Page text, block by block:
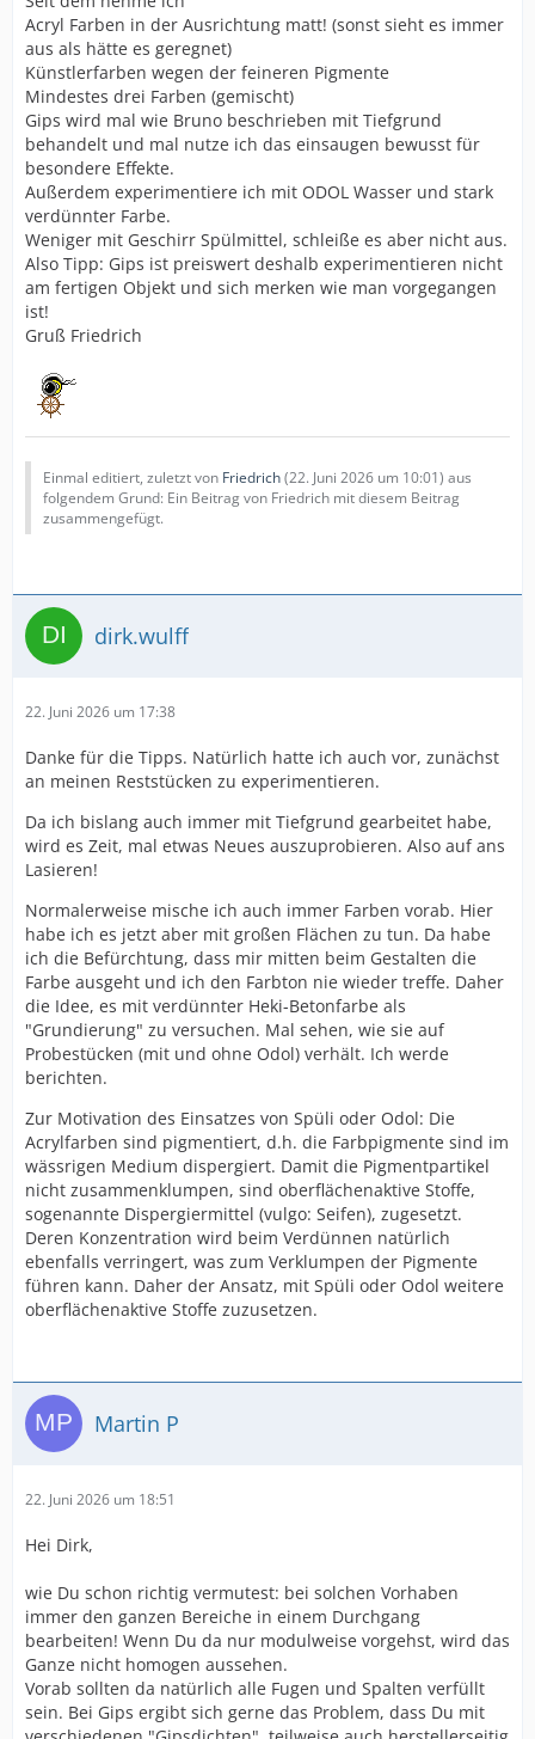
Acryl Farben in der Ausrichtung matt! (sonst sieht es immer
aus als hätte es geregnet)
Künstlerfarben wegen der feineren Pigmente
Mindestes drei Farben (gemischt)
Gips wird mal wie Bruno beschrieben mit Tiefgrund
behandelt und mal nutze ich das einsaugen bewusst für
besondere Effekte.
Außerdem experimentiere ich mit ODOL Wasser und stark
verdünnter Farbe.
Weniger mit Geschirr Spülmittel, schleiße es aber nicht aus.
Also Tipp: Gips ist preiswert deshalb experimentieren nicht
am fertigen Objekt und sich merken wie man vorgegangen
ist!
Gruß Friedrich
Einmal editiert, zuletzt von Friedrich(22. Juni 2026 um 10:01) aus
folgendem Grund: Ein Beitrag von Friedrich mit diesem Beitrag
zusammengefügt.
dirk.wulff
22. Juni 2026 um 17:38
Danke für die Tipps. Natürlich hatte ich auch vor, zunächst
an meinen Reststücken zu experimentieren.
Da ich bislang auch immer mit Tiefgrund gearbeitet habe,
wird es Zeit, mal etwas Neues auszuprobieren. Also auf ans
Lasieren!
Normalerweise mische ich auch immer Farben vorab. Hier
habe ich es jetzt aber mit großen Flächen zu tun. Da habe
ich die Befürchtung, dass mir mitten beim Gestalten die
Farbe ausgeht und ich den Farbton nie wieder treffe. Daher
die Idee, es mit verdünnter Heki-Betonfarbe als
"Grundierung" zu versuchen. Mal sehen, wie sie auf
Probestücken (mit und ohne Odol) verhält. Ich werde
berichten.
Zur Motivation des Einsatzes von Spüli oder Odol: Die
Acrylfarben sind pigmentiert, d.h. die Farbpigmente sind im
wässrigen Medium dispergiert. Damit die Pigmentpartikel
nicht zusammenklumpen, sind oberflächenaktive Stoffe,
sogenannte Dispergiermittel (vulgo: Seifen), zugesetzt.
Deren Konzentration wird beim Verdünnen natürlich
ebenfalls verringert, was zum Verklumpen der Pigmente
führen kann. Daher der Ansatz, mit Spüli oder Odol weitere
oberflächenaktive Stoffe zuzusetzen.
Martin P
22. Juni 2026 um 18:51
Hei Dirk,
wie Du schon richtig vermutest: bei solchen Vorhaben
immer den ganzen Bereiche in einem Durchgang
bearbeiten! Wenn Du da nur modulweise vorgehst, wird das
Ganze nicht homogen aussehen.
Vorab sollten da natürlich alle Fugen und Spalten verfüllt
sein. Bei Gips ergibt sich gerne das Problem, dass Du mit